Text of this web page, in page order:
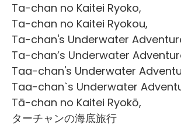
Ta-chan no Kaitei Ryoko,
Ta-chan no Kaitei Ryokou,
Ta-chan's Underwater
Ta-chan’s Underwater
Taa-chan's Underwater
Taa-chan`s Underwater
Tā-chan no Kaitei Ryokō,
ターチャンの海底旅行